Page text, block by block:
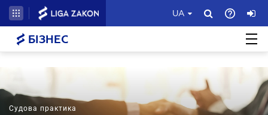
UA
БІЗНЕС
Судова практика